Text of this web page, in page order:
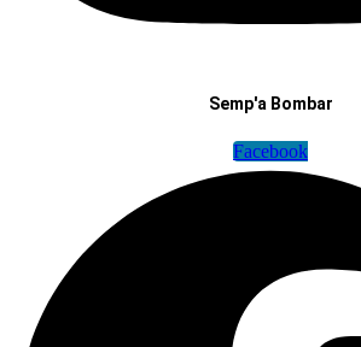
Semp'a Bombar
Facebook